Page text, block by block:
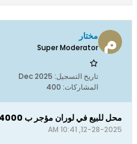
مختار
Super Moderator
تاريخ التسجيل: Dec 2025
المشاركات: 400
محل للبيع في لوران مؤجر ب 14000
12-28-2025, 10:41 AM